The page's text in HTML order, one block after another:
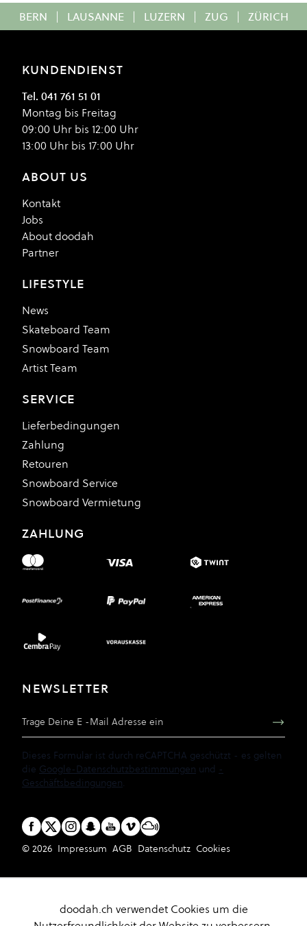
BERN | LAUSANNE | LUZERN | ZUG | ZÜRICH
KUNDENDIENST
Tel. 041 761 51 01
Montag bis Freitag
09:00 Uhr bis 12:00 Uhr
13:00 Uhr bis 17:00 Uhr
ABOUT US
Kontakt
Jobs
About doodah
Partner
LIFESTYLE
News
Skateboard Team
Snowboard Team
Artist Team
SERVICE
Lieferbedingungen
Zahlung
Retouren
Snowboard Service
Snowboard Vermietung
ZAHLUNG
NEWSLETTER
Dieses Formular ist durch reCAPTCHA geschützt - es gelten
die Google-Datenschutzbestimmungen und -
Geschäftsbedingungen.
© 2026 Impressum AGB Datenschutz Cookies
doodah.ch verwendet Cookies um die